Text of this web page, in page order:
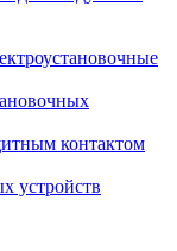
контактом
устройств